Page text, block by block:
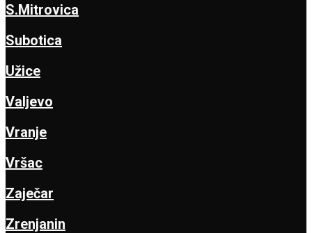
S.Mitrovica
Subotica
Užice
Valjevo
Vranje
Vršac
Zaječar
Zrenjanin